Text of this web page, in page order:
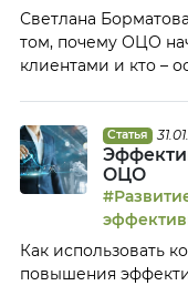
Светлана
том, почему ОЦО
клиентами и кто –
Статья
ОЦО
Как использовать
повышения